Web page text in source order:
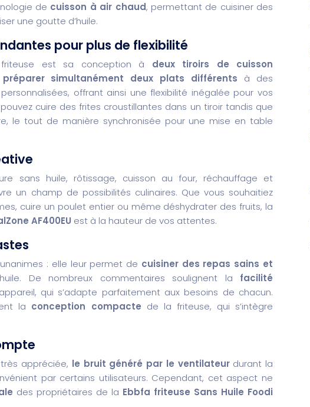
de cuisson à air chaud, permettant de cuisiner des
une goutte d’huile.
pour plus de flexibilité
est sa conception à deux tiroirs de cuisson
préparer simultanément deux plats différents à des
offrant ainsi une flexibilité inégalée pour vos
cuire des frites croustillantes dans un tiroir tandis que
le tout de manière synchronisée pour une mise en table
sans huile, rôtissage, cuisson au four, réchauffage et
un champ de possibilités culinaires. Que vous souhaitiez
cuire un poulet entier ou même déshydrater des fruits, la
AF400EU est à la hauteur de vos attentes.
: elle leur permet de cuisiner des repas sains et
De nombreux commentaires soulignent la facilité
qui s’adapte parfaitement aux besoins de chacun.
la conception compacte de la friteuse, qui s’intègre
appréciée, le bruit généré par le ventilateurdurant la
par certains utilisateurs. Cependant, cet aspect ne
des propriétaires de la Ebbfa friteuse Sans Huile Foodi